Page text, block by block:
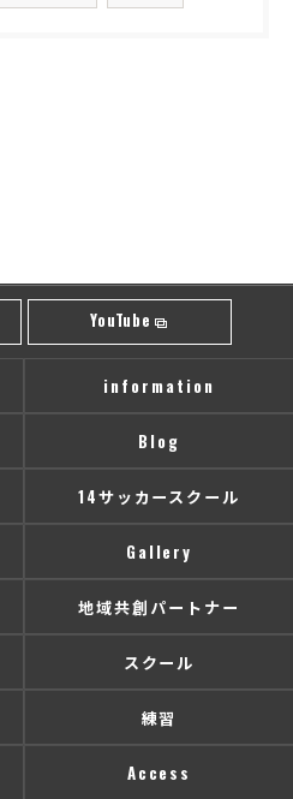
YouTube
information
Blog
14サッカースクール
Gallery
地域共創パートナー
スクール
練習
Access